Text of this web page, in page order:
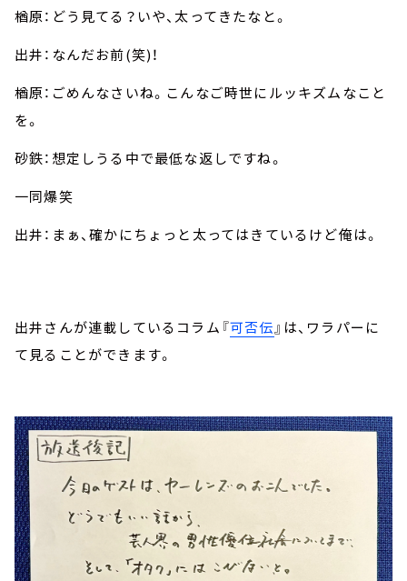
楢原：どう見てる？いや、太ってきたなと。
出井：なんだお前(笑)！
楢原：ごめんなさいね。こんなご時世にルッキズムなこと
を。
砂鉄：想定しうる中で最低な返しですね。
一同爆笑
出井：まぁ、確かにちょっと太ってはきているけど俺は。
出井さんが連載しているコラム『可否伝』は、ワラパーに
て見ることができます。